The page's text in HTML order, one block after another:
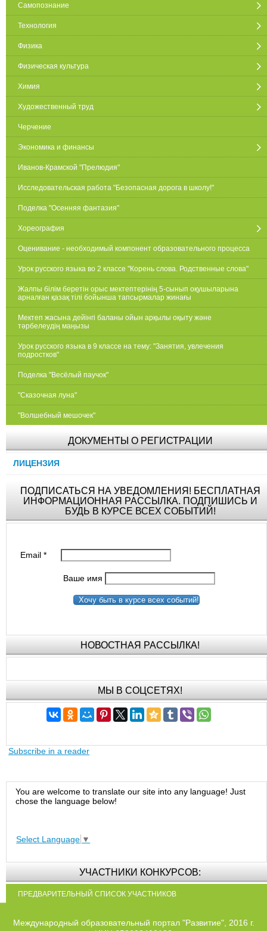
Самопознание
Технология
Физика
Физическая культура
Химия
Художественный труд
Черчение
Экономика и финансы
Иванов-Крамской "Прелюдия"
Исследовательская работа "Безопасная дорога в школу!"
Поделка "Осенняя фантазия"
Хореография
Оценивание - необходимый компонент образовательного процесса
Урок русского языка во 2 классе "Корень слова. Родственные слова"
Жалпы білім беретін орыс мектептерінің 5-сынып оқушыларына
арналған қазақ тілі бойынша тапсырмалар жинағы
Мектеп жасына дейінгі баланы ойын арқылы оқыту және
тәрбелеудің маңызы
Урок русского языка в 9 классе на тему: "Занятия, увлечения
подростков"
Поделка "Весёлый паучок"
"Сказочная луна"
"Волшебный мешочек"
ДОКУМЕНТЫ О РЕГИСТРАЦИИ
ЛИЦЕНЗИЯ
ПОДПИСАТЬСЯ НА УВЕДОМЛЕНИЯ! БЕСПЛАТНАЯ
ИНФОРМАЦИОННАЯ РАССЫЛКА. ПОДПИШИСЬ И
БУДЬ В КУРСЕ ВСЕХ СОБЫТИЙ!
Email*
Ваше имя
Хочу быть в курсе всех событий!
НОВОСТНАЯ РАССЫЛКА!
МЫ В СОЦСЕТЯХ!
Subscribe in a reader
You are welcome to translate our site into any language! Just
chose the language below!
Select Language ▼
УЧАСТНИКИ КОНКУРСОВ:
ПРЕДВАРИТЕЛЬНЫЙ СПИСОК УЧАСТНИКОВ
Международный образовательный портал "Развитие", 2016 г.